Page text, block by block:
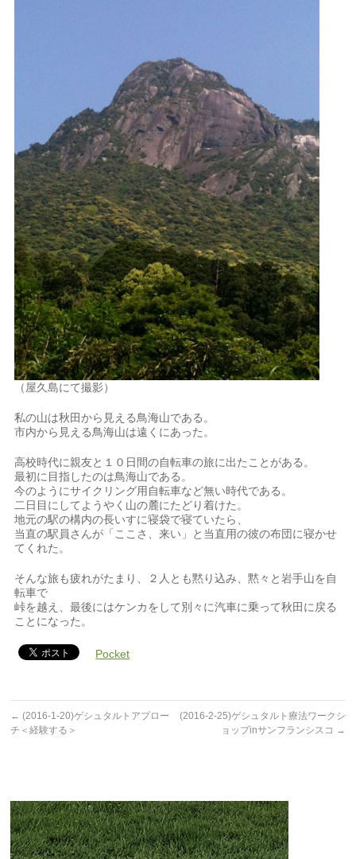
（屋久島にて撮影）
私の山は秋田から見える鳥海山である。
市内から見える鳥海山は遠くにあった。
高校時代に親友と１０日間の自転車の旅に出たことがある。
最初に目指したのは鳥海山である。
今のようにサイクリング用自転車など無い時代である。
二日目にしてようやく山の麓にたどり着けた。
地元の駅の構内の長いすに寝袋で寝ていたら、
当直の駅員さんが「ここさ、来い」と当直用の彼の布団に寝かせ
てくれた。
そんな旅も疲れがたまり、２人とも黙り込み、黙々と岩手山を自
転車で
峠を越え、最後にはケンカをして別々に汽車に乗って秋田に戻る
ことになった。
Pocket
← (2016-1-20)ゲシュタルトアプロー
チ＜経験する＞
(2016-2-25)ゲシュタルト療法ワークシ
ョップinサンフランシスコ →